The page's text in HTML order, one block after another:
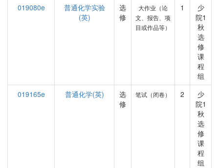
019080e
普通化学实验
(英)
选
修
大作业（论
文、报告、项
目或作品等）
1
少
院1
秋
选
修
课
程
组
019165e
普通化学(英)
选
修
笔试（闭卷） 2
少
院1
秋
选
修
课
程
组